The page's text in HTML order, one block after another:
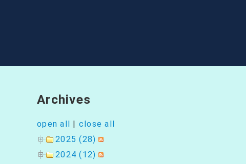
Archives
open all | close all
2025 (28)
2024 (12)